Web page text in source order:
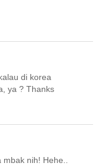
di korea
ya ? Thanks
nih! Hehe..